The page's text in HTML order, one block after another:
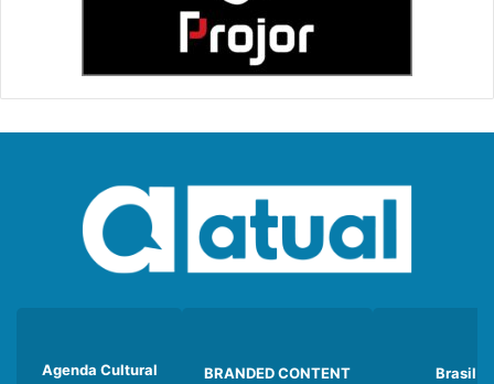
Agenda Cultural BRANDED CONTENT Brasil